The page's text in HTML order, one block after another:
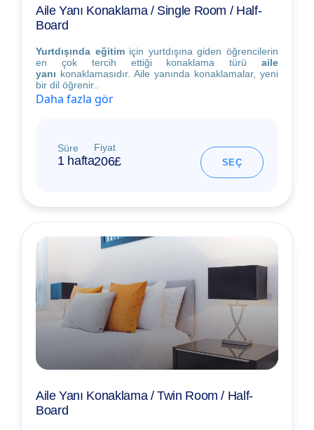
Aile Yanı Konaklama / Single Room / Half-
Board
Yurtdışında eğitimiçin yurtdışına giden öğrencilerin
en çok tercih ettiği konaklama türü aile
yanı konaklamasıdır. Aile yanında konaklamalar, yeni
bir dil öğrenir..
Daha fazla gör
Süre
1 hafta
Fiyat
206£ SEÇ
Aile Yanı Konaklama / Twin Room / Half-
Board